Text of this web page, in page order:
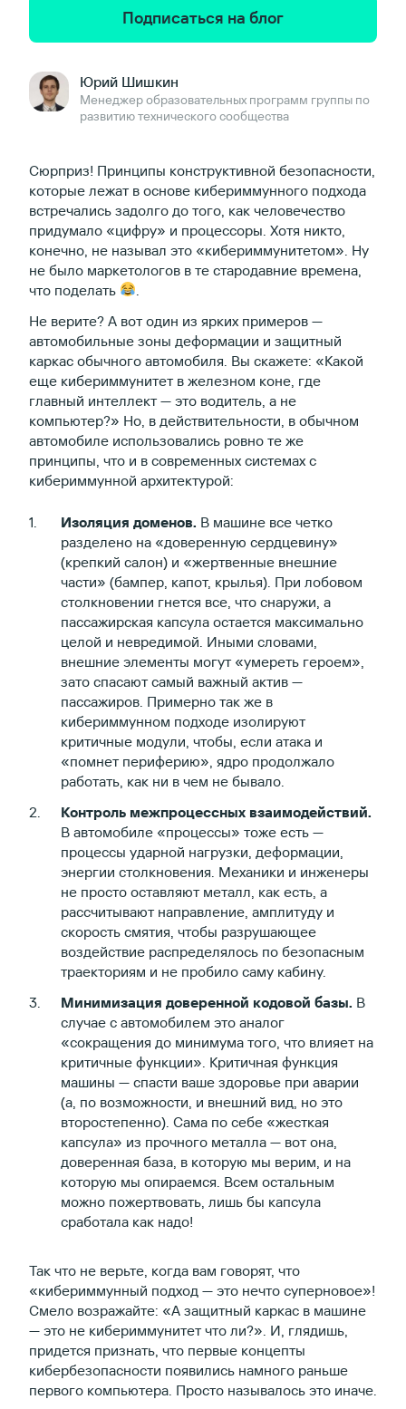
Подписаться на блог
Юрий Шишкин
Менеджер образовательных программ группы по
развитию технического сообщества
Сюрприз! Принципы конструктивной безопасности,
которые лежат в основе кибериммунного подхода
встречались задолго до того, как человечество
придумало «цифру» и процессоры. Хотя никто,
конечно, не называл это «кибериммунитетом». Ну
не было маркетологов в те стародавние времена,
что поделать
Не верите? А вот один из ярких примеров —
автомобильные зоны деформации и защитный
каркас обычного автомобиля. Вы скажете: «Какой
еще кибериммунитет в железном коне, где
главный интеллект — это водитель, а не
компьютер?» Но, в действительности, в обычном
автомобиле использовались ровно те же
принципы, что и в современных системах с
кибериммунной архитектурой:
Изоляция доменов. В машине все четко
разделено на «доверенную сердцевину»
(крепкий салон) и «жертвенные внешние
части» (бампер, капот, крылья). При лобовом
столкновении гнется все, что снаружи, а
пассажирская капсула остается максимально
целой и невредимой. Иными словами,
внешние элементы могут «умереть героем»,
зато спасают самый важный актив —
пассажиров. Примерно так же в
кибериммунном подходе изолируют
критичные модули, чтобы, если атака и
«помнет периферию», ядро продолжало
работать, как ни в чем не бывало.
Контроль межпроцессных взаимодействий.
В автомобиле «процессы» тоже есть —
процессы ударной нагрузки, деформации,
энергии столкновения. Механики и инженеры
не просто оставляют металл, как есть, а
рассчитывают направление, амплитуду и
скорость смятия, чтобы разрушающее
воздействие распределялось по безопасным
траекториям и не пробило саму кабину.
Минимизация доверенной кодовой базы. В
случае с автомобилем это аналог
«сокращения до минимума того, что влияет на
критичные функции». Критичная функция
машины — спасти ваше здоровье при аварии
(а, по возможности, и внешний вид, но это
второстепенно). Сама по себе «жесткая
капсула» из прочного металла — вот она,
доверенная база, в которую мы верим, и на
которую мы опираемся. Всем остальным
можно пожертвовать, лишь бы капсула
сработала как надо!
Так что не верьте, когда вам говорят, что
«кибериммунный подход — это нечто суперновое»!
Смело возражайте: «А защитный каркас в машине
— это не кибериммунитет что ли?». И, глядишь,
придется признать, что первые концепты
кибербезопасности появились намного раньше
первого компьютера. Просто называлось это иначе.